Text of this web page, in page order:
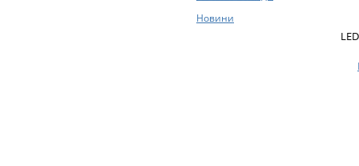
Новини